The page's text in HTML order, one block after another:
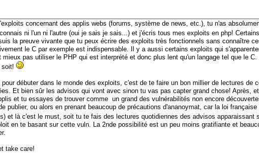
concernant des applis webs (forums, système de news, etc.), tu n'as
ni l'un ni l'autre (oui je sais je sais...) et j'écris tous mes exploits en php!
la preuve vivante que tu peux écrire des exploits très fonctionnels sans connaître
le C par exemple est indispensable. Il y a aussi certains exploits qui
pas utiliser le PHP qui est interprété et donc plus lent qu'un langage tel que le
soit!
débuter dans le monde des exploits, c'est de te faire un bon millier de lectures
Et bien sûr les advisos qui vont avec sinon tu vas pas capter grand chose! Après,
et tu essayes de trouver comme un grand des vulnérabilités non encore
publier, ou alors en prenant beaucoup de précautions d'ananoymat, car la loi
et là c'est le must, soit tu te fais des lectures quotidiennes des advisos apparaissant
en te basant sur cette vuln. La 2nde possibilité est un peu moins gratifiante et
take care!